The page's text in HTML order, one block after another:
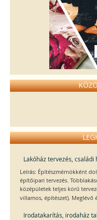
Lakóház tervezés, családi
Leírás: Építészmérnökként
építőipari tervezés.
középületek teljes körű
villamos, építészet). Meglévő
Irodatakarítás, irodaház